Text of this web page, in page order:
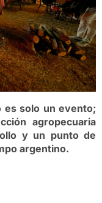
es solo un evento;
agropecuaria
y un punto de
argentino.